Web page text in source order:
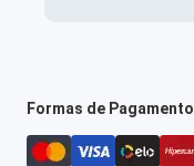
Formas de Pagamento